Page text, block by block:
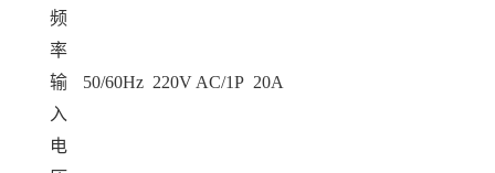
频
率
输
入
电
50/60Hz 220V AC/1P 20A